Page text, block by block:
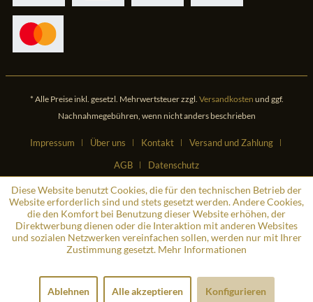
* Alle Preise inkl. gesetzl. Mehrwertsteuer zzgl. Versandkosten und ggf.
Nachnahmegebühren, wenn nicht anders beschrieben
Impressum Über uns Kontakt
Versand und Zahlung
AGB
Datenschutz
Diese Website benutzt Cookies, die für den technischen Betrieb der
Website erforderlich sind und stets gesetzt werden. Andere Cookies,
die den Komfort bei Benutzung dieser Website erhöhen, der
Direktwerbung dienen oder die Interaktion mit anderen Websites
und sozialen Netzwerken vereinfachen sollen, werden nur mit Ihrer
Zustimmung gesetzt. Mehr Informationen
Ablehnen Alle akzeptieren Konfigurieren